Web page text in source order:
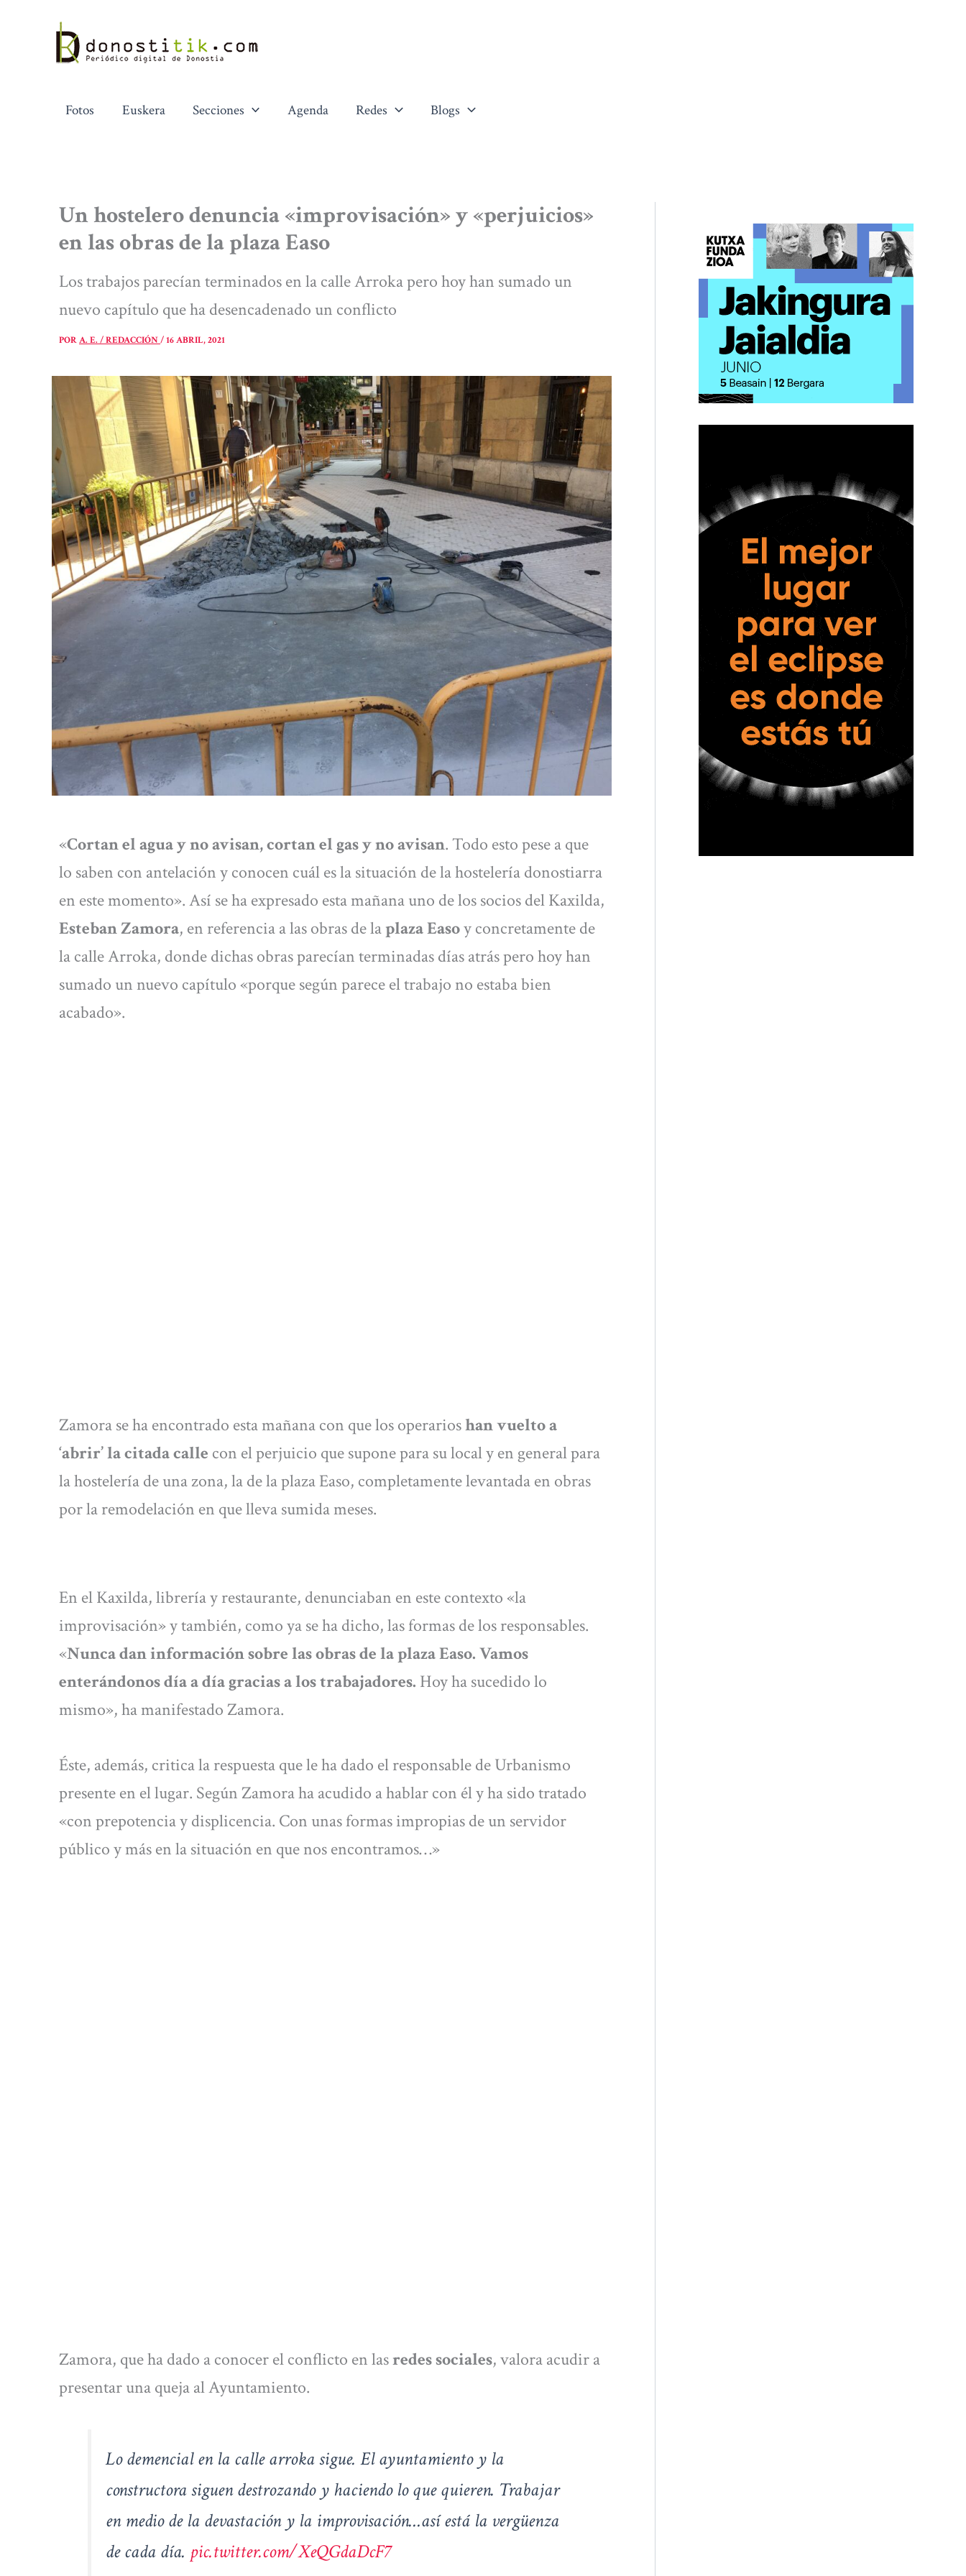
contenido
Fotos Euskera Secciones Agenda Redes Blogs
Un hostelero denuncia «improvisación» y «perjuicios»
en las obras de la plaza Easo
Los trabajos parecían terminados en la calle Arroka pero hoy han sumado un
nuevo capítulo que ha desencadenado un conflicto
PORA. E. / REDACCIÓN/16 ABRIL, 2021
«Cortan el agua y no avisan, cortan el gas y no avisan. Todo esto pese a que
lo saben con antelación y conocen cuál es la situación de la hostelería donostiarra
en este momento». Así se ha expresado esta mañana uno de los socios del Kaxilda,
Esteban Zamora, en referencia a las obras de laplaza Easoy concretamente de
la calle Arroka, donde dichas obras parecían terminadas días atrás pero hoy han
sumado un nuevo capítulo «porque según parece el trabajo no estaba bien
acabado».
Zamora se ha encontrado esta mañana con que los operarioshan vuelto a
‘abrir’ la citada calle con el perjuicio que supone para su local y en general para
la hostelería de una zona, la de la plaza Easo, completamente levantada en obras
por la remodelación en que lleva sumida meses.
En el Kaxilda, librería y restaurante, denunciaban en este contexto «la
improvisación» y también, como ya se ha dicho, las formas de los responsables.
«Nunca dan información sobre las obras de la plaza Easo. Vamos
enterándonos día a día gracias a los trabajadores. Hoy ha sucedido lo
mismo», ha manifestado Zamora.
Éste, además, critica la respuesta que le ha dado el responsable de Urbanismo
presente en el lugar. Según Zamora ha acudido a hablar con él y ha sido tratado
«con prepotencia y displicencia. Con unas formas impropias de un servidor
público y más en la situación en que nos encontramos…»
Zamora, que ha dado a conocer el conflicto en lasredes sociales, valora acudir a
presentar una queja al Ayuntamiento.
Lo demencial en la calle arroka sigue. El ayuntamiento y la
constructora siguen destrozando y haciendo lo que quieren. Trabajar
en medio de la devastación y la improvisación…así está la vergüenza
de cada día. pic.twitter.com/XeQGdaDcF7